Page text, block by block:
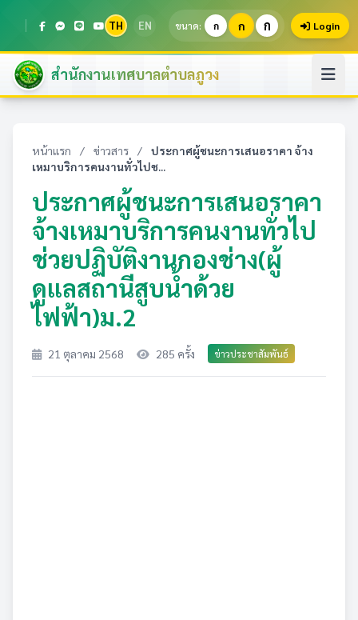
TH EN ขนาด: ก ก ก Login
สำนักงานเทศบาลตำบลภูวง
หน้าแรก / ข่าวสาร /
ประกาศผู้ชนะการเสนอราคา จ้าง
เหมาบริการคนงานทั่วไปช...
ประกาศผู้ชนะการเสนอราคา
จ้างเหมาบริการคนงานทั่วไป
ช่วยปฏิบัติงานกองช่าง(ผู้
ดูแลสถานีสูบน้ำด้วย
ไฟฟ้า)ม.2
21 ตุลาคม 2568 285 ครั้ง ข่าวประชาสัมพันธ์